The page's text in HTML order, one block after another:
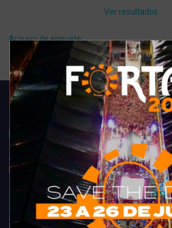
Ver resultados
Arquivo de enquete
Acompanhe todas as novidades do
Fortaleza. Dicas, promoções, coberturas